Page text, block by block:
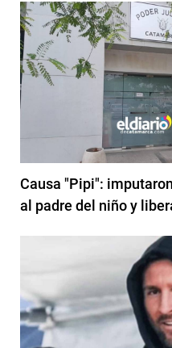
Causa "Pipi":
al padre del niño y